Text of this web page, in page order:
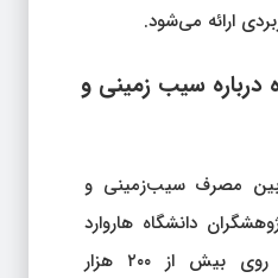
ارائه می‌شود.
درباره سیب‌ زمینی و
بین مصرف سیب‌زمینی و
دانشگاه هاروارد
مطالعه‌ای طولانی‌مدت روی بیش از ۲۰۰ هزار